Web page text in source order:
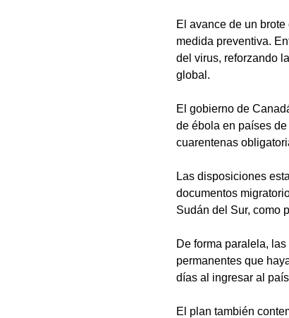
El avance de un
medida preventiva.
del virus, reforzando
global.
El gobierno de
de ébola en países
cuarentenas
Las disposiciones
documentos
Sudán del Sur, como
De forma paralela,
permanentes que
días al ingresar al
El plan también